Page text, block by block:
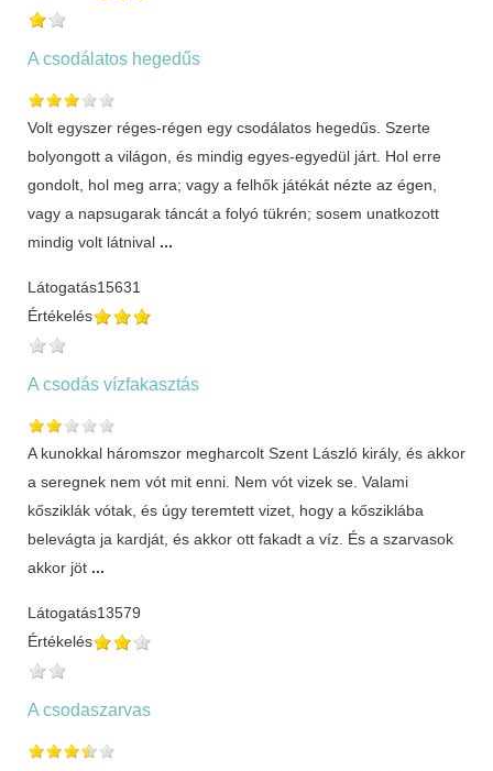
A csodálatos hegedűs
Volt egyszer réges-régen egy csodálatos hegedűs. Szerte
bolyongott a világon, és mindig egyes-egyedül járt. Hol erre
gondolt, hol meg arra; vagy a felhők játékát nézte az égen,
vagy a napsugarak táncát a folyó tükrén; sosem unatkozott
mindig volt látnival ...
Látogatás15631
Értékelés
A csodás vízfakasztás
A kunokkal háromszor megharcolt Szent László király, és akkor
a seregnek nem vót mit enni. Nem vót vizek se. Valami
kősziklák vótak, és úgy teremtett vizet, hogy a kősziklába
belevágta ja kardját, és akkor ott fakadt a víz. És a szarvasok
akkor jöt ...
Látogatás13579
Értékelés
A csodaszarvas